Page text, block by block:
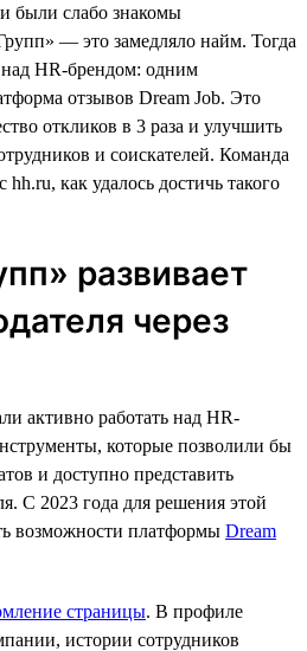
были слабо знакомы
— это замедляло найм. Тогда
над HR-брендом: одним
отзывов Dream Job. Это
откликов в 3 раза и улучшить
и соискателей. Команда
как удалось достичь такого
развивает
через
активно работать над HR-
которые позволили бы
и доступно представить
С 2023 года для решения этой
возможности платформы Dream
страницы. В профиле
истории сотрудников